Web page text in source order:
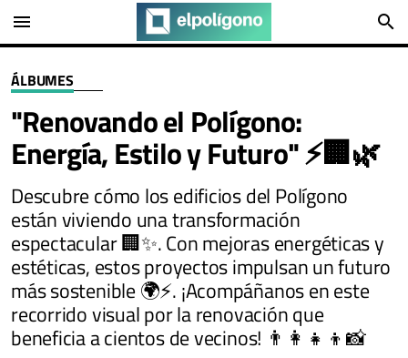
menu search
ÁLBUMES
"Renovando el Polígono:
Energía, Estilo y Futuro" ⚡🏢🌿
Descubre cómo los edificios del Polígono
están viviendo una transformación
espectacular 🏢✨. Con mejoras energéticas y
estéticas, estos proyectos impulsan un futuro
más sostenible 🌍⚡. ¡Acompáñanos en este
recorrido visual por la renovación que
beneficia a cientos de vecinos! 👨‍👩‍👧‍👦📸